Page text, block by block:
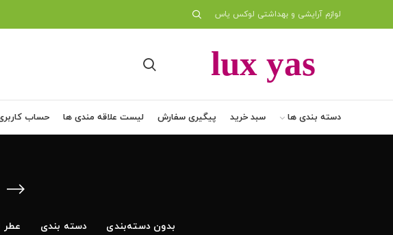
لوازم آرایشی و بهداشتی لوکس یاس
دسته بندی ها سبد خرید پیگیری سفارش لیست علاقه مندی ها حساب
بدون دسته‌بندی دسته بندی عطر